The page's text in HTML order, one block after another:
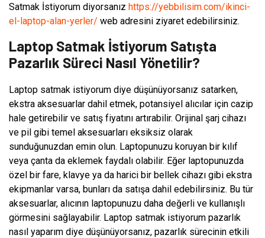
Satmak İstiyorum diyorsanız https://yebbilisim.com/ikinci-
el-laptop-alan-yerler/ web adresini ziyaret edebilirsiniz.
Laptop Satmak İstiyorum Satışta
Pazarlık Süreci Nasıl Yönetilir?
Laptop satmak istiyorum diye düşünüyorsanız satarken,
ekstra aksesuarlar dahil etmek, potansiyel alıcılar için cazip
hale getirebilir ve satış fiyatını artırabilir. Orijinal şarj cihazı
ve pil gibi temel aksesuarları eksiksiz olarak
sunduğunuzdan emin olun. Laptopunuzu koruyan bir kılıf
veya çanta da eklemek faydalı olabilir. Eğer laptopunuzda
özel bir fare, klavye ya da harici bir bellek cihazı gibi ekstra
ekipmanlar varsa, bunları da satışa dahil edebilirsiniz. Bu tür
aksesuarlar, alıcının laptopunuzu daha değerli ve kullanışlı
görmesini sağlayabilir. Laptop satmak istiyorum pazarlık
nasıl yaparım diye düşünüyorsanız, pazarlık sürecinin etkili